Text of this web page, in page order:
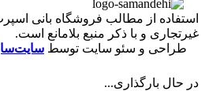
از مطالب فروشگاه بانی اسپرت
و با ذکر منبع بلامانع است.
و سئو سایت توسطسایت‌ساز
بارگذاری...